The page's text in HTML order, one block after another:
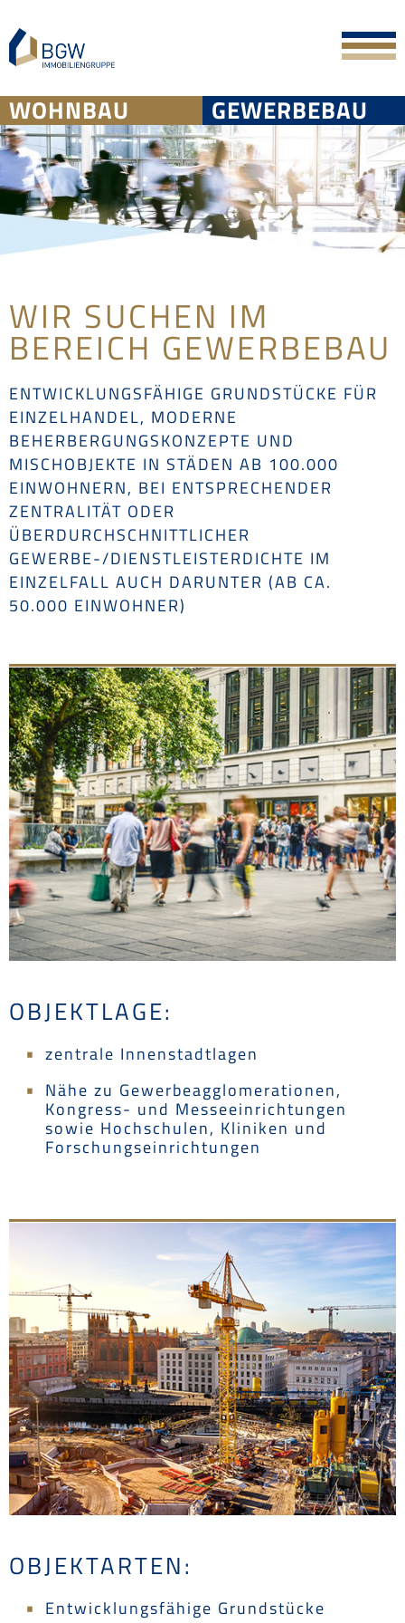
to
content
WOHNBAU GEWERBEBAU
WIR SUCHEN IM
BEREICH GEWERBEBAU
ENTWICKLUNGSFÄHIGE GRUNDSTÜCKE FÜR
EINZELHANDEL, MODERNE
BEHERBERGUNGSKONZEPTE UND
MISCHOBJEKTE IN STÄDEN AB 100.000
EINWOHNERN, BEI ENTSPRECHENDER
ZENTRALITÄT ODER
ÜBERDURCHSCHNITTLICHER
GEWERBE-/DIENSTLEISTERDICHTE IM
EINZELFALL AUCH DARUNTER (AB CA.
50.000 EINWOHNER)
OBJEKTLAGE:
zentrale Innenstadtlagen
Nähe zu Gewerbeagglomerationen,
Kongress- und Messeeinrichtungen
sowie Hochschulen, Kliniken und
Forschungseinrichtungen
OBJEKTARTEN:
Entwicklungsfähige Grundstücke